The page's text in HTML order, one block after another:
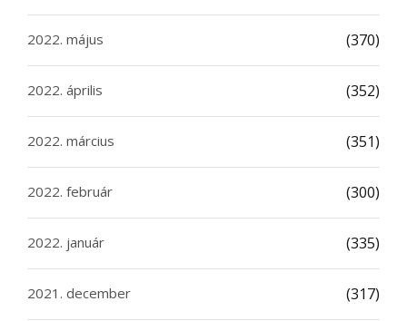
2022. május (370)
2022. április (352)
2022. március (351)
2022. február (300)
2022. január (335)
2021. december (317)